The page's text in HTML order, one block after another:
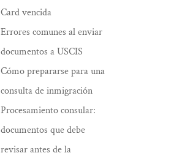
Card vencida
Errores comunes al enviar
documentos a USCIS
Cómo prepararse para una
consulta de inmigración
Procesamiento consular:
documentos que debe
revisar antes de la